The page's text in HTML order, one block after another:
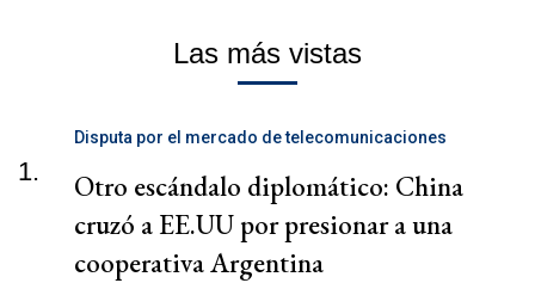
Las más vistas
1.
Disputa por el mercado de telecomunicaciones
Otro escándalo diplomático: China
cruzó a EE.UU por presionar a una
cooperativa Argentina